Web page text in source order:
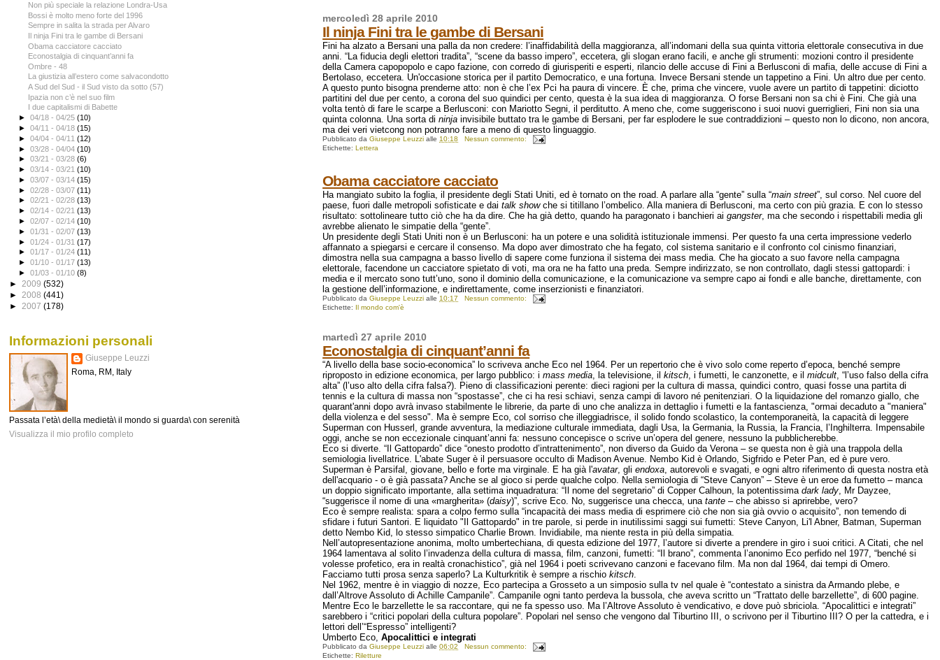
mercoledì 28 aprile 2010
Il ninja Fini tra le gambe di Bersani
Fini ha alzato a Bersani una palla da non credere: l’inaffidabilità della maggioranza, all’indomani della sua quinta vittoria elettorale consecutiva in due
anni. “La fiducia degli elettori tradita”, “scene da basso impero”, eccetera, gli slogan erano facili, e anche gli strumenti: mozioni contro il presidente
della Camera capopopolo e capo fazione, con corredo di giurisperiti e esperti, rilancio delle accuse di Fini a Berlusconi di mafia, delle accuse di Fini a
Bertolaso, eccetera. Un'occasione storica per il partito Democratico, e una fortuna. Invece Bersani stende un tappetino a Fini. Un altro due per cento.
A questo punto bisogna prenderne atto: non è che l’ex Pci ha paura di vincere. È che, prima che vincere, vuole avere un partito di tappetini: diciotto
partitini del due per cento, a corona del suo quindici per cento, questa è la sua idea di maggioranza. O forse Bersani non sa chi è Fini. Che già una
volta tentò di fare le scarpe a Berlusconi: con Mariotto Segni, il perditutto. A meno che, come suggeriscono i suoi nuovi guerriglieri, Fini non sia una
quinta colonna. Una sorta dininja invisibile buttato tra le gambe di Bersani, per far esplodere le sue contraddizioni – questo non lo dicono, non ancora,
ma dei veri vietcong non potranno fare a meno di questo linguaggio.
Pubblicato daGiuseppe Leuzzi alle 10:18
Nessun commento:
Etichette:Lettera
Obama cacciatore cacciato
Ha mangiato subito la foglia, il presidente degli Stati Uniti, ed è tornato on the road. A parlare alla “gente” sulla “main street”, sul corso. Nel cuore del
paese, fuori dalle metropoli sofisticate e daitalk showche si titillano l’ombelico. Alla maniera di Berlusconi, ma certo con più grazia. E con lo stesso
risultato: sottolineare tutto ciò che ha da dire. Che ha già detto, quando ha paragonato i banchieri aigangster, ma che secondo i rispettabili media gli
avrebbe alienato le simpatie della “gente”.
Un presidente degli Stati Uniti non è un Berlusconi: ha un potere e una solidità istituzionale immensi. Per questo fa una certa impressione vederlo
affannato a spiegarsi e cercare il consenso. Ma dopo aver dimostrato che ha fegato, col sistema sanitario e il confronto col cinismo finanziari,
dimostra nella sua campagna a basso livello di sapere come funziona il sistema dei mass media. Che ha giocato a suo favore nella campagna
elettorale, facendone un cacciatore spietato di voti, ma ora ne ha fatto una preda. Sempre indirizzato, se non controllato, dagli stessi gattopardi: i
media e il mercato sono tutt’uno, sono il dominio della comunicazione, e la comunicazione va sempre capo ai fondi e alle banche, direttamente, con
la gestione dell’informazione, e indirettamente, come inserzionisti e finanziatori.
Pubblicato daGiuseppe Leuzzi alle 10:17
Nessun commento:
Etichette: Il mondo com'è
martedì 27 aprile 2010
Econostalgia di cinquant’anni fa
“A livello della base socio-economica” lo scriveva anche Eco nel 1964. Per un repertorio che è vivo solo come reperto d’epoca, benché sempre
riproposto in edizione economica, per largo pubblico: imass media , la televisione, ilkitsch , i fumetti, le canzonette, e ilmidcult , “l’uso falso della cifra
alta” (l’uso alto della cifra falsa?). Pieno di classificazioni perente: dieci ragioni per la cultura di massa, quindici contro, quasi fosse una partita di
tennis e la cultura di massa non “spostasse”, che ci ha resi schiavi, senza campi di lavoro né penitenziari. O la liquidazione del romanzo giallo, che
quarant'anni dopo avrà invaso stabilmente le librerie, da parte di uno che analizza in dettaglio i fumetti e la fantascienza, "ormai decaduto a "maniera"
della violenza e del sesso". Ma è sempre Eco, col sorriso che illeggiadrisce, il solido fondo scolastico, la contemporaneità, la capacità di leggere
Superman con Husserl, grande avventura, la mediazione culturale immediata, dagli Usa, la Germania, la Russia, la Francia, l’Inghilterra. Impensabile
oggi, anche se non eccezionale cinquant’anni fa: nessuno concepisce o scrive un’opera del genere, nessuno la pubblicherebbe.
Eco si diverte. “Il Gattopardo” dice “onesto prodotto d’intrattenimento”, non diverso da Guido da Verona – se questa non è già una trappola della
semiologia livellatrice. L'abate Suger è il persuasore occulto di Madison Avenue. Nembo Kid è Orlando, Sigfrido e Peter Pan, ed è pure vero.
Superman è Parsifal, giovane, bello e forte ma virginale. E ha già l'avatar, gliendoxa , autorevoli e svagati, e ogni altro riferimento di questa nostra età
dell'acquario - o è già passata? Anche se al gioco si perde qualche colpo. Nella semiologia di “Steve Canyon” – Steve è un eroe da fumetto – manca
un doppio significato importante, alla settima inquadratura: “Il nome del segretario” di Copper Calhoun, la potentissimadark lady , Mr Dayzee,
“suggerisce il nome di una «margherita» (daisy)”, scrive Eco. No, suggerisce una checca, unatante – che abisso si aprirebbe, vero?
Eco è sempre realista: spara a colpo fermo sulla “incapacità dei mass media di esprimere ciò che non sia già ovvio o acquisito”, non temendo di
sfidare i futuri Santori. E liquidato "Il Gattopardo" in tre parole, si perde in inutilissimi saggi sui fumetti: Steve Canyon, Li'l Abner, Batman, Superman
detto Nembo Kid, lo stesso simpatico Charlie Brown. Invidiabile, ma niente resta in più della simpatia.
Nell’autopresentazione anonima, molto umbertechiana, di questa edizione del 1977, l’autore si diverte a prendere in giro i suoi critici. A Citati, che nel
1964 lamentava al solito l’invadenza della cultura di massa, film, canzoni, fumetti: “Il brano”, commenta l’anonimo Eco perfido nel 1977, “benché si
volesse profetico, era in realtà cronachistico”, già nel 1964 i poeti scrivevano canzoni e facevano film. Ma non dal 1964, dai tempi di Omero.
Facciamo tutti prosa senza saperlo? La Kulturkritik è sempre a rischiokitsch
Nel 1962, mentre è in viaggio di nozze, Eco partecipa a Grosseto a un simposio sulla tv nel quale è “contestato a sinistra da Armando plebe, e
dall’Altrove Assoluto di Achille Campanile”. Campanile ogni tanto perdeva la bussola, che aveva scritto un “Trattato delle barzellette”, di 600 pagine.
Mentre Eco le barzellette le sa raccontare, qui ne fa spesso uso. Ma l’Altrove Assoluto è vendicativo, e dove può sbriciola. “Apocalittici e integrati”
sarebbero i “critici popolari della cultura popolare”. Popolari nel senso che vengono dal Tiburtino III, o scrivono per il Tiburtino III? O per la cattedra, e i
lettori dell’“Espresso” intelligenti?
Umberto Eco,Apocalittici e integrati
Pubblicato daGiuseppe Leuzzi alle06:02
Nessun commento:
Etichette:Riletture
Non più speciale la relazione Londra-Usa
Bossi è molto meno forte del 1996
Sempre in salita la strada per Alvaro
Il ninja Fini tra le gambe di Bersani
Obama cacciatore cacciato
Econostalgia di cinquant’anni fa
Ombre - 48
La giustizia all’estero come salvacondotto
A Sud del Sud - il Sud visto da sotto (57)
Ipazia non c’è nel suo film
I due capitalismi di Babette
►04/18 - 04/25(10)
►04/11 - 04/18(15)
►04/04 - 04/11(12)
►03/28 - 04/04(10)
►03/21 - 03/28(6)
►03/14 - 03/21(10)
►03/07 - 03/14(15)
►02/28 - 03/07(11)
►02/21 - 02/28(13)
►02/14 - 02/21(13)
►02/07 - 02/14(10)
►01/31 - 02/07(13)
►01/24 - 01/31(17)
►01/17 - 01/24(11)
►01/10 - 01/17(13)
►01/03 - 01/10(8)
► 2009 (532)
► 2008 (441)
► 2007 (178)
Informazioni personali
Giuseppe Leuzzi
Roma, RM, Italy
Passata l’età\ della medietà\ il mondo si guarda\ con serenità
Visualizza il mio profilo completo